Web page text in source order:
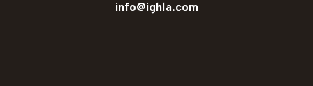
info@ighla.com